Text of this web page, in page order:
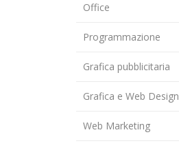
Office
Programmazione
Grafica pubblicitaria
Grafica e Web Design
Web Marketing